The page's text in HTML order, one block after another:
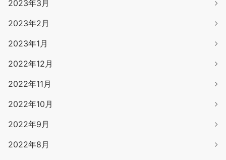
2023年3月
2023年2月
2023年1月
2022年12月
2022年11月
2022年10月
2022年9月
2022年8月